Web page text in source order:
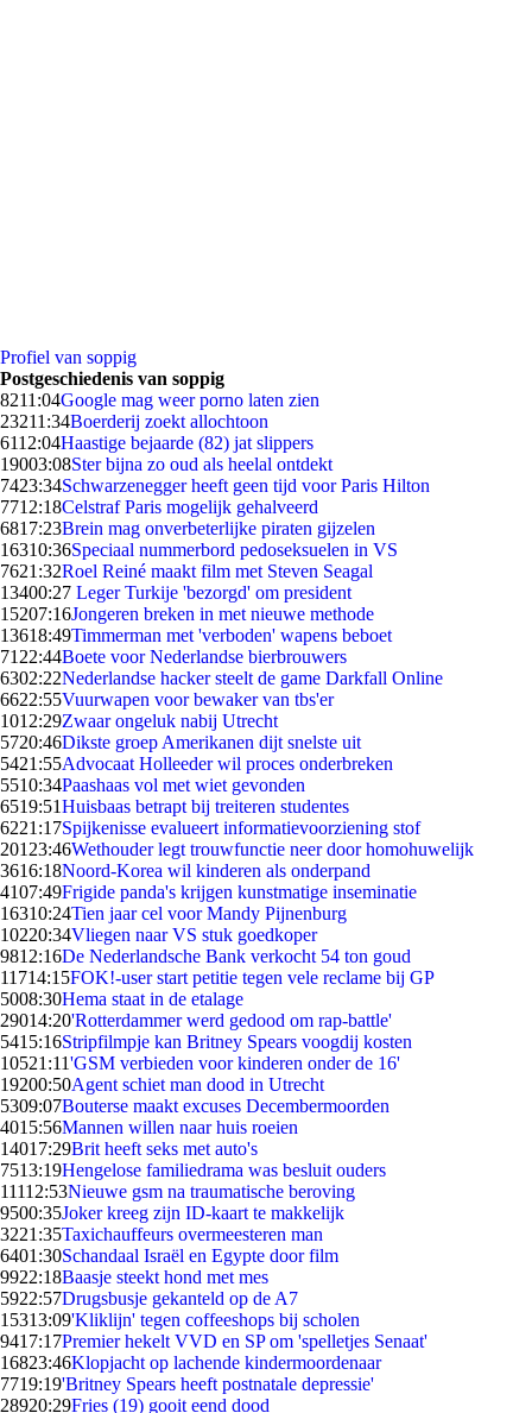
Profiel van soppig
Postgeschiedenis van soppig
8211:04Google mag weer porno laten zien
23211:34Boerderij zoekt allochtoon
6112:04Haastige bejaarde (82) jat slippers
19003:08Ster bijna zo oud als heelal ontdekt
7423:34Schwarzenegger heeft geen tijd voor Paris Hilton
7712:18Celstraf Paris mogelijk gehalveerd
6817:23Brein mag onverbeterlijke piraten gijzelen
16310:36Speciaal nummerbord pedoseksuelen in VS
7621:32Roel Reiné maakt film met Steven Seagal
13400:27 Leger Turkije 'bezorgd' om president
15207:16Jongeren breken in met nieuwe methode
13618:49Timmerman met 'verboden' wapens beboet
71 22:44Boete voor Nederlandse bierbrouwers
6302:22Nederlandse hacker steelt de game Darkfall Online
6622:55Vuurwapen voor bewaker van tbs'er
1012:29Zwaar ongeluk nabij Utrecht
5720:46Dikste groep Amerikanen dijt snelste uit
5421:55Advocaat Holleeder wil proces onderbreken
5510:34Paashaas vol met wiet gevonden
6519:51Huisbaas betrapt bij treiteren studentes
6221:17Spijkenisse evalueert informatievoorziening stof
201 23:46Wethouder legt trouwfunctie neer door homohuwelijk
3616:18Noord-Korea wil kinderen als onderpand
4107:49Frigide panda's krijgen kunstmatige inseminatie
16310:24Tien jaar cel voor Mandy Pijnenburg
10220:34Vliegen naar VS stuk goedkoper
9812:16De Nederlandsche Bank verkocht 54 ton goud
11714:15FOK!-user start petitie tegen vele reclame bij GP
5008:30Hema staat in de etalage
29014:20'Rotterdammer werd gedood om rap-battle'
5415:16Stripfilmpje kan Britney Spears voogdij kosten
10521:11'GSM verbieden voor kinderen onder de 16'
19200:50Agent schiet man dood in Utrecht
5309:07Bouterse maakt excuses Decembermoorden
4015:56Mannen willen naar huis roeien
14017:29Brit heeft seks met auto's
7513:19Hengelose familiedrama was besluit ouders
11112:53Nieuwe gsm na traumatische beroving
9500:35Joker kreeg zijn ID-kaart te makkelijk
3221:35Taxichauffeurs overmeesteren man
6401:30Schandaal Israël en Egypte door film
9922:18Baasje steekt hond met mes
5922:57Drugsbusje gekanteld op de A7
15313:09'Kliklijn' tegen coffeeshops bij scholen
9417:17Premier hekelt VVD en SP om 'spelletjes Senaat'
16823:46Klopjacht op lachende kindermoordenaar
7719:19'Britney Spears heeft postnatale depressie'
28920:29Fries (19) gooit eend dood